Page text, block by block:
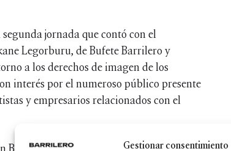
Gestionar consentimiento
segunda jornada que contó con el
Legorburu, de Bufete Barrilero y
a los derechos de imagen de los
interés por el numeroso público presente
y empresarios relacionados con el